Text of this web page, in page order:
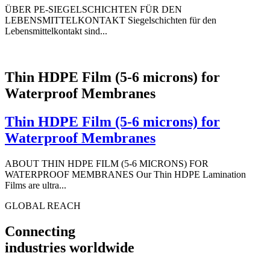
ÜBER PE-SIEGELSCHICHTEN FÜR DEN
LEBENSMITTELKONTAKT Siegelschichten für den
Lebensmittelkontakt sind...
Thin HDPE Film (5-6 microns) for
Waterproof Membranes
Thin HDPE Film (5-6 microns) for
Waterproof Membranes
ABOUT THIN HDPE FILM (5-6 MICRONS) FOR
WATERPROOF MEMBRANES Our Thin HDPE Lamination
Films are ultra...
GLOBAL REACH
Connecting
industries worldwide